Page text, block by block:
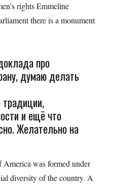
rights Emmeline
there is a monument
про
думаю делать
и ещё что
Желательно на
was formed under
diversity of the country. A